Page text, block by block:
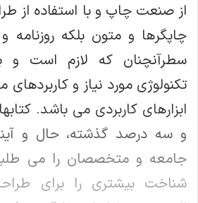
از صنعت چاپ و با استفاده از
چاپگرها و متون بلکه
سطرآنچنان که لازم است و
تکنولوژی مورد نیاز و
ابزارهای کاربردی می باشد.
و سه درصد گذشته، حال و
جامعه و متخصصان را می طلبد
شناخت بیشتری را برای